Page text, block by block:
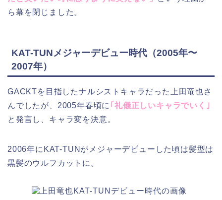
ら幕を閉じました。
KAT-TUNメジャーデビュー時代（2005年〜
2007年）
GACKTを目指したナルシストキャラだった上田竜也さ
んでしたが、2005年春頃に ｢礼儀正しいキャラでいく｣
と発言し、キャラ変を決意。
2006年にKAT-TUNがメジャーデビューした頃は髪型は
黒髪のウルフカットに。